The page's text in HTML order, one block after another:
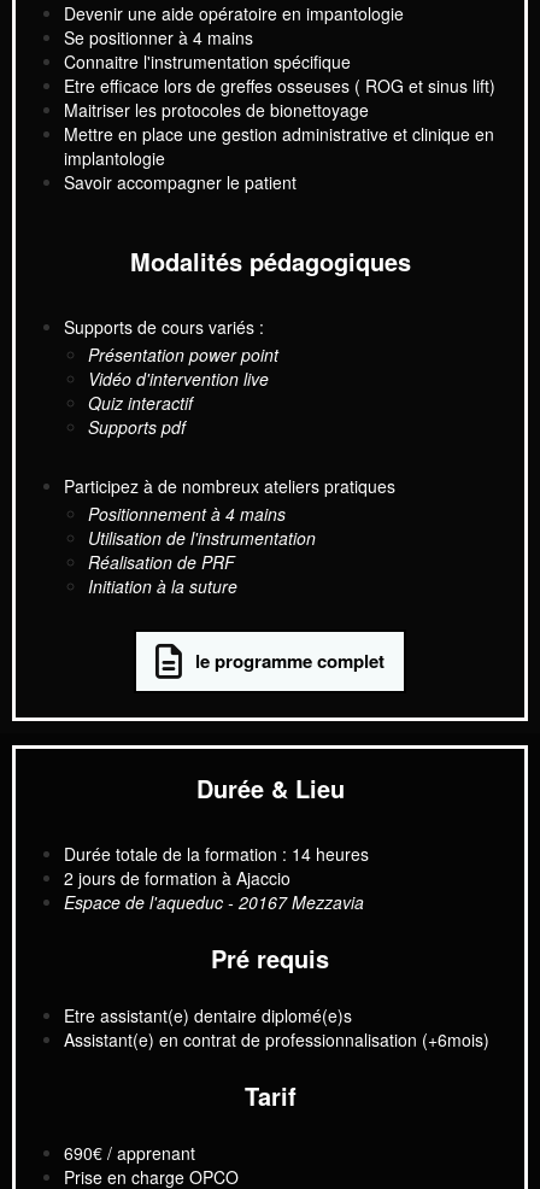
Devenir une aide opératoire en impantologie
Se positionner à 4 mains
Connaitre l'instrumentation spécifique
Etre efficace lors de greffes osseuses ( ROG et sinus lift)
Maitriser les protocoles de bionettoyage
Mettre en place une gestion administrative et clinique en
implantologie
Savoir accompagner le patient
Modalités pédagogiques
Supports de cours variés :
Présentation power point
Vidéo d'intervention live
Quiz interactif
Supports pdf
Participez à de nombreux ateliers pratiques
Positionnement à 4 mains
Utilisation de l'instrumentation
Réalisation de PRF
Initiation à la suture
le programme complet
Durée & Lieu
Durée totale de la formation : 14 heures
2 jours de formation à Ajaccio
Espace de l'aqueduc - 20167 Mezzavia
Pré requis
Etre assistant(e) dentaire diplomé(e)s
Assistant(e) en contrat de professionnalisation (+6mois)
Tarif
690€ / apprenant
Prise en charge OPCO